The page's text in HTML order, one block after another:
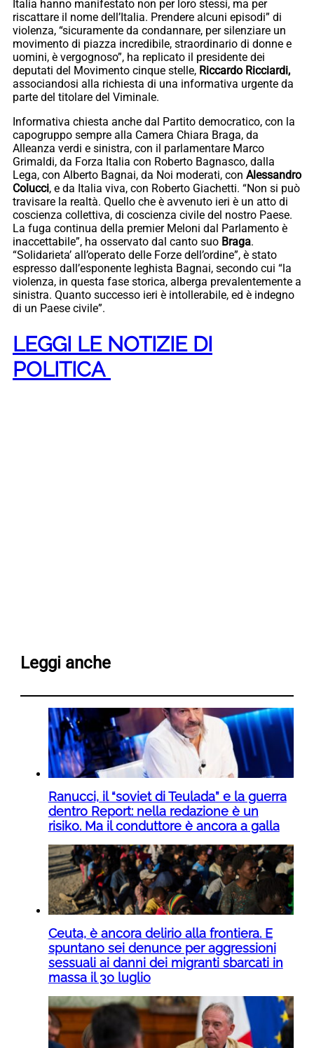
Italia hanno manifestato non per loro stessi, ma per
riscattare il nome dell’Italia. Prendere alcuni episodi” di
violenza, “sicuramente da condannare, per silenziare un
movimento di piazza incredibile, straordinario di donne e
uomini, è vergognoso”, ha replicato il presidente dei
deputati del Movimento cinque stelle, Riccardo Ricciardi,
associandosi alla richiesta di una informativa urgente da
parte del titolare del Viminale.
Informativa chiesta anche dal Partito democratico, con la
capogruppo sempre alla Camera Chiara Braga, da
Alleanza verdi e sinistra, con il parlamentare Marco
Grimaldi, da Forza Italia con Roberto Bagnasco, dalla
Lega, con Alberto Bagnai, da Noi moderati, con Alessandro
Colucci, e da Italia viva, con Roberto Giachetti. “Non si può
travisare la realtà. Quello che è avvenuto ieri è un atto di
coscienza collettiva, di coscienza civile del nostro Paese.
La fuga continua della premier Meloni dal Parlamento è
inaccettabile”, ha osservato dal canto suo Braga.
“Solidarieta’ all’operato delle Forze dell’ordine”, è stato
espresso dall’esponente leghista Bagnai, secondo cui “la
violenza, in questa fase storica, alberga prevalentemente a
sinistra. Quanto successo ieri è intollerabile, ed è indegno
di un Paese civile”.
LEGGI LE NOTIZIE DI
POLITICA
Leggi anche
Ranucci, il “soviet di Teulada” e la guerra
dentro Report: nella redazione è un
risiko. Ma il conduttore è ancora a galla
Ceuta, è ancora delirio alla frontiera. E
spuntano sei denunce per aggressioni
sessuali ai danni dei migranti sbarcati in
massa il 30 luglio